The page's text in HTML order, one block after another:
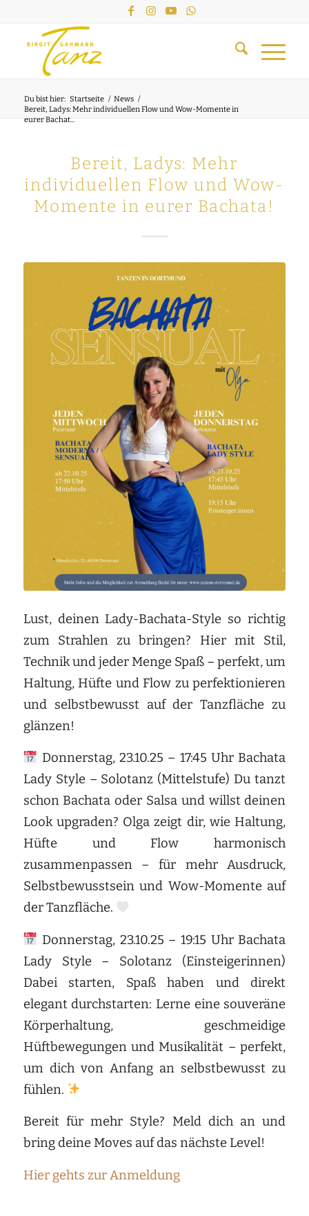
Du bist hier: Startseite / News /
Bereit, Ladys: Mehr individuellen Flow und Wow-Momente in
eurer Bachat...
Bereit, Ladys: Mehr
individuellen Flow und Wow-
Momente in eurer Bachata!
Lust, deinen Lady-Bachata-Style so richtig
zum Strahlen zu bringen? Hier mit Stil,
Technik und jeder Menge Spaß – perfekt, um
Haltung, Hüfte und Flow zu perfektionieren
und selbstbewusst auf der Tanzfläche zu
glänzen!
Donnerstag, 23.10.25 – 17:45 Uhr Bachata
Lady Style – Solotanz (Mittelstufe) Du tanzt
schon Bachata oder Salsa und willst deinen
Look upgraden? Olga zeigt dir, wie Haltung,
Hüfte und Flow harmonisch
zusammenpassen – für mehr Ausdruck,
Selbstbewusstsein und Wow-Momente auf
der Tanzfläche.
Donnerstag, 23.10.25 – 19:15 Uhr Bachata
Lady Style – Solotanz (Einsteigerinnen)
Dabei starten, Spaß haben und direkt
elegant durchstarten: Lerne eine souveräne
Körperhaltung, geschmeidige
Hüftbewegungen und Musikalität – perfekt,
um dich von Anfang an selbstbewusst zu
fühlen.
Bereit für mehr Style? Meld dich an und
bring deine Moves auf das nächste Level!
Hier gehts zur Anmeldung